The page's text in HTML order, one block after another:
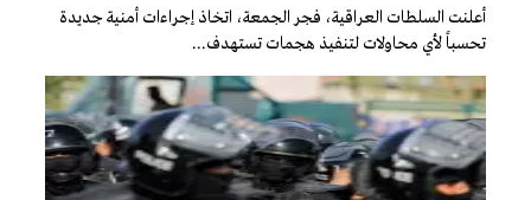
أعلنت السلطات العراقية، فجر الجمعة، اتخاذ إجراءات أمنية جديدة
تحسباً لأي محاولات لتنفيذ هجمات تستهدف...